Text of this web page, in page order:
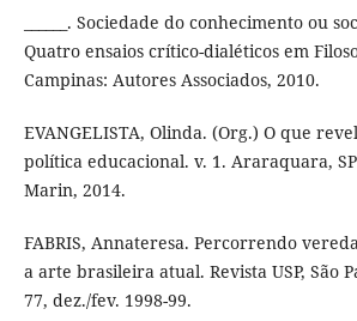
______. Sociedade do conhecimento ou
Quatro ensaios crítico-dialéticos em
Campinas: Autores Associados, 2010.
EVANGELISTA, Olinda. (Org.) O que
política educacional. v. 1. Araraquara,
Marin, 2014.
FABRIS, Annateresa. Percorrendo
a arte brasileira atual. Revista USP, São
77, dez./fev. 1998-99.